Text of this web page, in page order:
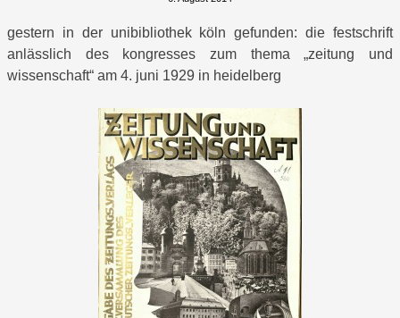
gestern in der unibibliothek köln gefunden: die festschrift
anlässlich des kongresses zum thema „zeitung und
wissenschaft“ am 4. juni 1929 in heidelberg